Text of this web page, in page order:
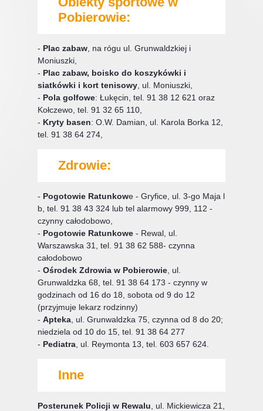
Pobierowie:
- Plac zabaw , na rógu ul. Grunwaldzkiej i
Moniuszki,
- Plac zabaw, boisko do koszykówki i
siatkówki i kort tenisowy , ul. Moniuszki,
- Pola golfowe: Łukęcin, tel. 91 38 12 621 oraz
Kołczewo, tel. 91 32 65 110,
- Kryty basen: O.W. Damian, ul. Karola Borka 12,
tel. 91 38 64 274,
Zdrowie:
- Pogotowie Ratunkowe - Gryfice, ul. 3-go Maja l
b, tel. 91 38 43 324 lub tel alarmowy 999, 112 -
czynny całodobowo,
- Pogotowie Ratunkowe - Rewal, ul.
Warszawska 31, tel. 91 38 62 588- czynna
całodobowo
- Ośrodek Zdrowia w Pobierowie , ul.
Grunwaldzka 68, tel. 91 38 64 173 - czynny w
godzinach od 16 do 18, sobota od 9 do 12
(przyjmuje lekarz rodzinny)
- Apteka , ul. Grunwaldzka 75, czynna od 8 do 20;
niedziela od 10 do 15, tel. 91 38 64 277
- Pediatra , ul. Reymonta 13, tel. 603 657 624.
Inne
Posterunek Policji w Rewalu , ul. Mickiewicza 21,